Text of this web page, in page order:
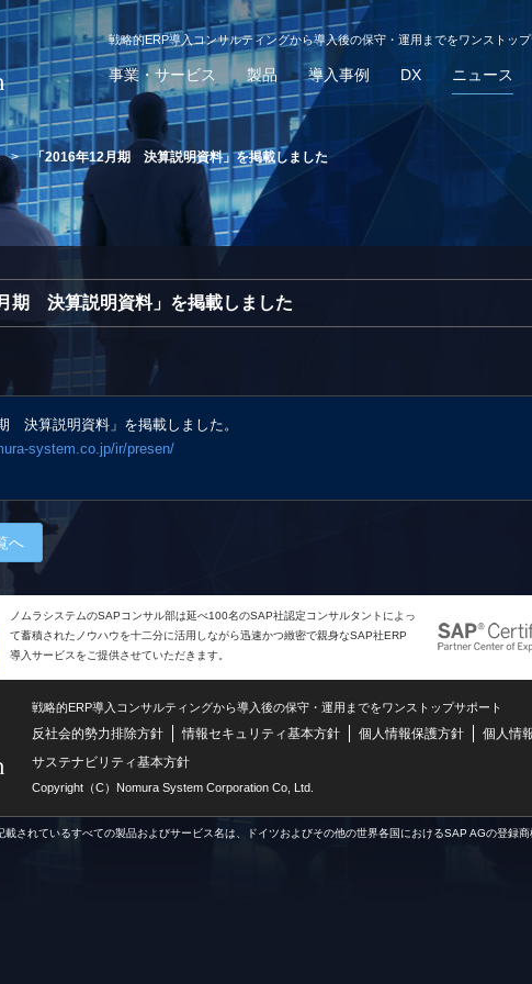
戦略的ERP導入コンサルティングから導入後の保守・運用までをワンストップ
事業・サービス 製品 導入事例 DX ニュース
>「2016年12月期 決算説明資料」を掲載しました
月期 決算説明資料」を掲載しました
決算説明資料」を掲載しました。
system.co.jp/ir/presen/
へ
ノムラシステムのSAPコンサル部は延べ100名のSAP社認定コンサルタントによっ
て蓄積されたノウハウを十二分に活用しながら迅速かつ緻密で親身なSAP社ERP
導入サービスをご提供させていただきます。
戦略的ERP導入コンサルティングから導入後の保守・運用までをワンストップサポート
反社会的勢力排除方針 情報セキュリティ基本方針 個人情報保護方針
個人情
サステナビリティ基本方針
Copyright（C）Nomura System Corporation Co, Ltd.
されているすべての製品およびサービス名は、ドイツおよびその他の世界各国におけるSAP AGの登録商